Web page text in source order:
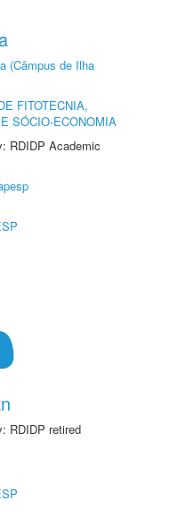
(Câmpus de Ilha
FITOTECNIA,
SÓCIO-ECONOMIA
RDIDP Academic
RDIDP retired